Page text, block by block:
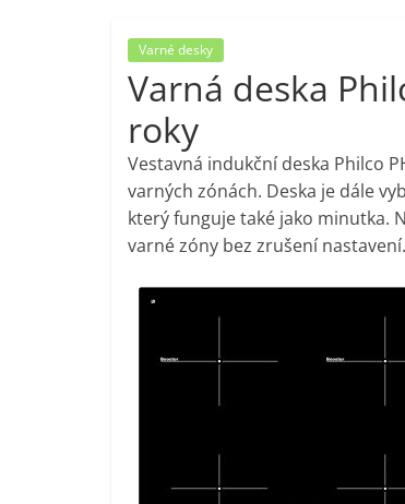
porovnání,
pračky,
televize,
notebooky,
mobilní
telefony,
kávovary,
bazény
Varné desky
Varná deska
roky
Vestavná indukční deska Philco
varných zónách. Deska je dále
který funguje také jako minutka.
varné zóny bez zrušení nastavení.